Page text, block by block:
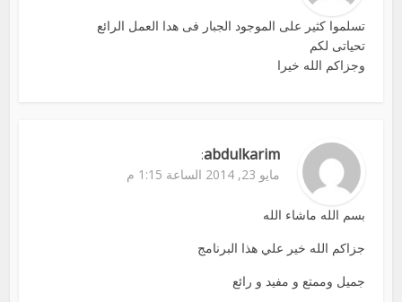
تسلموا كثير على الموجود الجبار فى هدا العمل الرائع
تحياتى لكم
وجزاكم الله خيرا
abdulkarim
:
مايو 23, 2014 الساعة 1:15 م
بسم الله ماشاء الله
جزاكم الله خير علي هذا البرنامج
جميل وممتع و مفيد و رائع